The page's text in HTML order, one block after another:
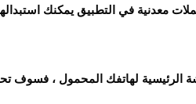
معدنية في التطبيق يمكنك